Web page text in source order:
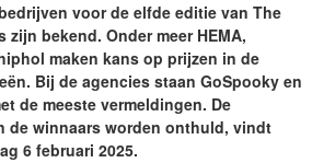
voor de elfde editie van The
zijn bekend. Onder meer HEMA,
maken kans op prijzen in de
Bij de agencies staan GoSpooky en
de meeste vermeldingen. De
de winnaars worden onthuld, vindt
6 februari 2025.